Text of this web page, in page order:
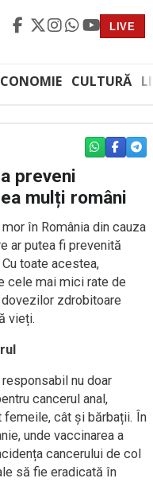
LIVE
CULTURĂ
WHATSAPP
preveni
mulți români
în România din cauza
ar putea fi prevenită
toate acestea,
cele mai mici rate de
zdrobitoare
vieți.
nu doar
cancerul anal,
femeile, cât și bărbații. În
unde vaccinarea a
cancerului de col
să fie eradicată în